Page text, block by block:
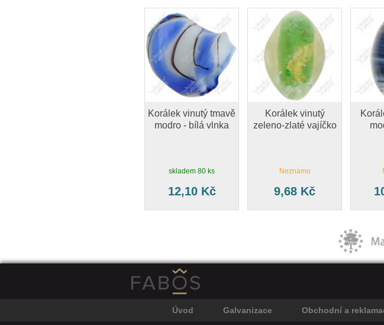
Korálek vinutý tmavě
modro - bílá vlnka
skladem 80 ks
12,10 Kč
Korálek vinutý
zeleno-zlaté vajíčko
Neznámo
9,68 Kč
Úvod Galvanizace Obchodní a